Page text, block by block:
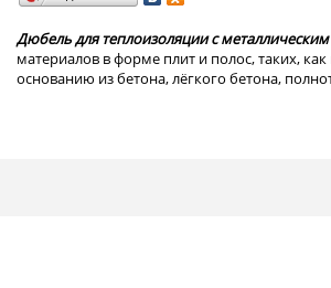
Дюбель для теплоизоляции с
материалов в форме плит и полос, таких,
основанию из бетона, лёгкого бетона,